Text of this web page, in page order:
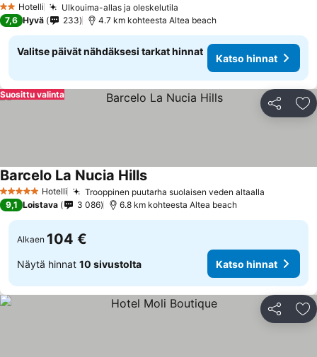
2 Tähtiluokitus
Hotelli Ulkouima-allas ja oleskelutila
7,6 Hyvä 233 4.7 km kohteesta Altea beach
Valitse päivät nähdäksesi tarkat hinnat
Katso hinnat
Jaa
Suosittu valinta
5 Tähtiluokitus
Hotelli Trooppinen puutarha suolaisen veden altaalla
Barcelo La Nucia Hills
9,1 Loistava 3 086 6.8 km kohteesta Altea beach
Alkaen 104 €
Näytä hinnat 10 sivustolta Katso hinnat
Jaa